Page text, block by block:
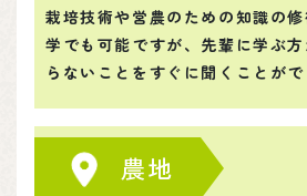
栽培技術や営農のための知識の
学でも可能ですが、先輩に学ぶ
らないことをすぐに聞くことがで
農地